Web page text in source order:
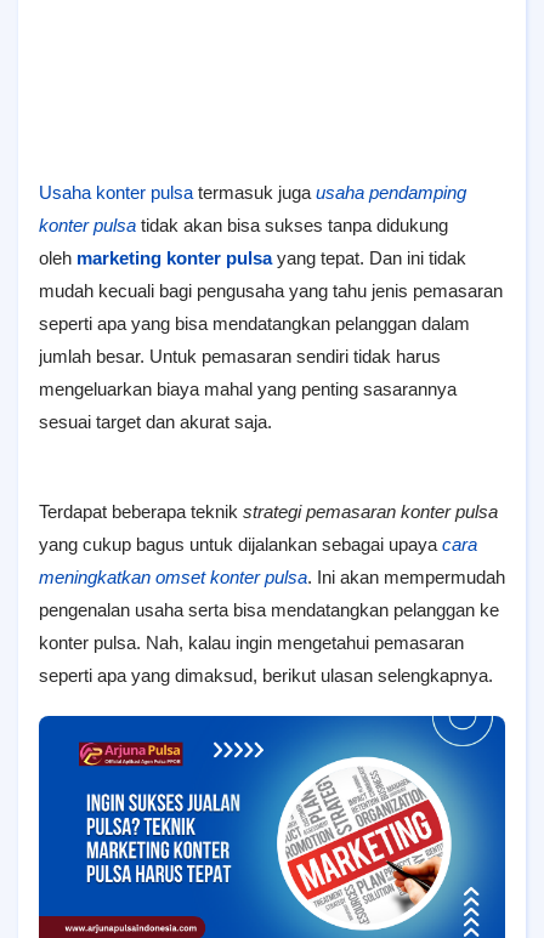
Usaha konter pulsa termasuk juga usaha pendamping
konter pulsa tidak akan bisa sukses tanpa didukung
oleh marketing konter pulsayang tepat. Dan ini tidak
mudah kecuali bagi pengusaha yang tahu jenis pemasaran
seperti apa yang bisa mendatangkan pelanggan dalam
jumlah besar. Untuk pemasaran sendiri tidak harus
mengeluarkan biaya mahal yang penting sasarannya
sesuai target dan akurat saja.
Terdapat beberapa teknik strategi pemasaran konter pulsa
yang cukup bagus untuk dijalankan sebagai upaya cara
meningkatkan omset konter pulsa. Ini akan mempermudah
pengenalan usaha serta bisa mendatangkan pelanggan ke
konter pulsa. Nah, kalau ingin mengetahui pemasaran
seperti apa yang dimaksud, berikut ulasan selengkapnya.